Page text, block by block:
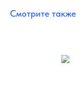
Смотрите также